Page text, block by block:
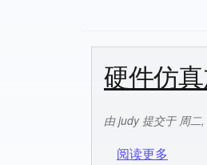
硬件仿
由judy提交于 周二
阅读更多